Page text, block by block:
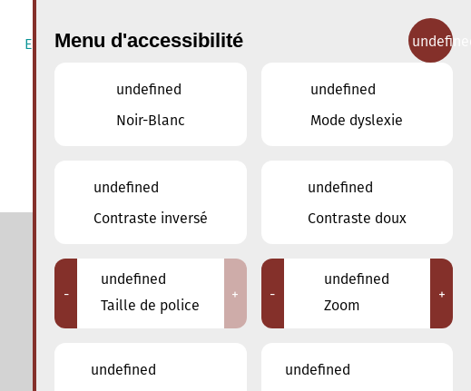
ENSEIGNEMENT MUSICAL CONTACT
Menu d'accessibilité
undefined
Noir-Blanc
undefined
Mode dyslexie
undefined
Contraste inversé
undefined
Contraste doux
-
undefined
Taille de police
+ -
undefined
Zoom
+
undefined
undefined